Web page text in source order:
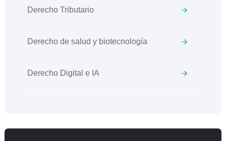
Derecho Tributario
Derecho de salud y biotecnología
Derecho Digital e IA